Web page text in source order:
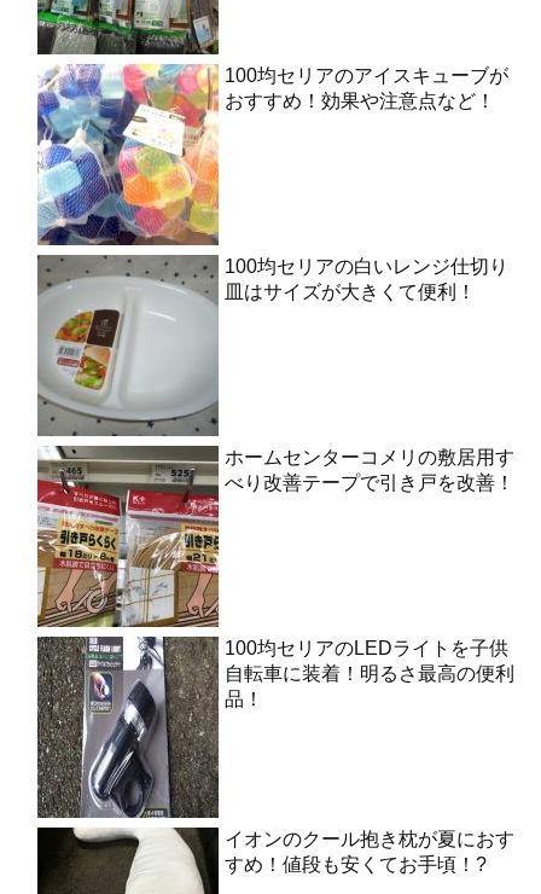
100均セリアのアイスキューブが
おすすめ！効果や注意点など！
100均セリアの白いレンジ仕切り
皿はサイズが大きくて便利！
ホームセンターコメリの敷居用す
べり改善テープで引き戸を改善！
100均セリアのLEDライトを子供
自転車に装着！明るさ最高の便利
品！
イオンのクール抱き枕が夏におす
すめ！値段も安くてお手頃！?